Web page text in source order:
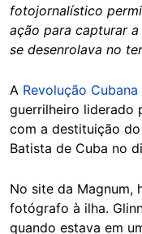
fotojornalístico
ação para capturar
se desenrolava no
A Revolução Cubana
guerrilheiro liderado
com a destituição
Batista de Cuba no
No site da Magnum,
fotógrafo à ilha.
quando estava em